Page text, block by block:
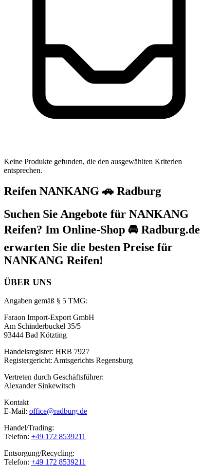
Keine Produkte gefunden, die den ausgewählten Kriterien
entsprechen.
Reifen NANKANG 🚗 Radburg
Suchen Sie Angebote für NANKANG
Reifen? Im Online-Shop 🚘 Radburg.de
erwarten Sie die besten Preise für
NANKANG Reifen!
ÜBER UNS
Angaben gemäß § 5 TMG:
Faraon Import-Export GmbH
Am Schinderbuckel 35/5
93444 Bad Kötzting
Handelsregister: HRB 7927
Registergericht: Amtsgerichts Regensburg
Vertreten durch Geschäftsführer:
Alexander Sinkewitsch
Kontakt
E-Mail: office@radburg.de
Handel/Trading:
Telefon: +49 172 8539211
Entsorgung/Recycling:
Telefon: +49 172 8539211